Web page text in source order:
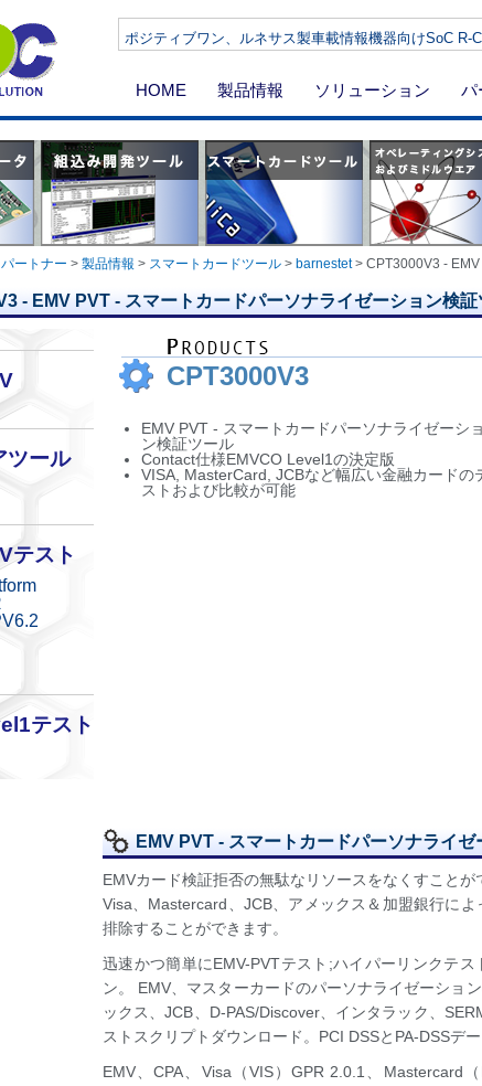
ポジティブワン、ルネサス製車載情報機器向けSoC
HOME 製品情報 ソリューション パ
パートナー > 製品情報 > スマートカードツール > barnestet> CPT3000V3 -
- EMV PVT - スマートカードパーソナライゼーション検証
ツール
テスト
テスト
CPT3000V3
EMV PVT - スマートカードパーソナライゼーショ
ン検証ツール
Contact仕様EMVCO Level1の決定版
VISA, MasterCard, JCBなど幅広い金融カードの
ストおよび比較が可能
EMV PVT - スマートカードパーソナライ
EMVカード検証拒否の無駄なリソースをなくすことが
Visa、Mastercard、JCB、アメックス＆加盟銀行に
排除することができます。
迅速かつ簡単にEMV-PVTテスト;ハイパーリンクテ
ン。 EMV、マスターカードのパーソナライゼーショ
ックス、JCB、D-PAS/Discover、インタラック、
ストスクリプトダウンロード。PCI DSSとPA-DSSデ
EMV、CPA、Visa（VIS）GPR 2.0.1、Mastercard